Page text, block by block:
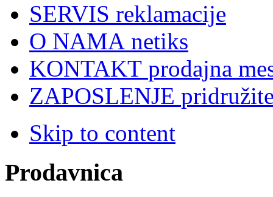
SERVIS reklamacije
O NAMA netiks
KONTAKT prodajna
ZAPOSLENJE
Skip to content
Prodavnica